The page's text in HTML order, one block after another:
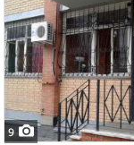
9